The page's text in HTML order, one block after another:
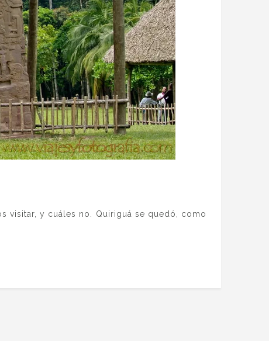
visitar, y cuáles no. Quiriguá se quedó, como